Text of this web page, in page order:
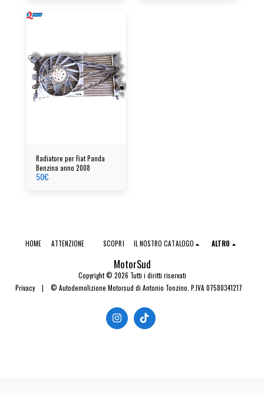
Radiatore per Fiat Panda
Benzina anno 2008
50€
MotorSud
Copyright © 2026 Tutti i diritti riservati
Privacy| © Autodemolizione Motorsud di Antonio Tonzino. P.IVA 07580341217
HOME ATTENZIONE SCOPRI IL NOSTRO CATALOGO ALTRO